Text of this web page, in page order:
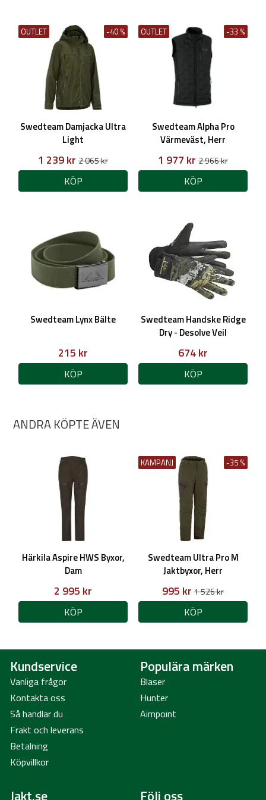
OUTLET -40 %
Swedteam Damjacka Ultra
Light
1 239 kr 2 065 kr
KÖP
OUTLET -33 %
Swedteam Alpha Pro
Värmeväst, Herr
1 977 kr 2 966 kr
KÖP
Swedteam Lynx Bälte
215 kr
KÖP
Swedteam Handske Ridge
Dry - Desolve Veil
674 kr
KÖP
ANDRA KÖPTE ÄVEN
Härkila Aspire HWS Byxor,
Dam
2 995 kr
KÖP
KAMPANJ -35 %
Swedteam Ultra Pro M
Jaktbyxor, Herr
995 kr 1 526 kr
KÖP
Kundservice
Vanliga frågor
Kontakta oss
Så handlar du
Frakt och leverans
Betalning
Köpvillkor
Populära märken
Blaser
Hunter
Aimpoint
Jakt.se Följ oss